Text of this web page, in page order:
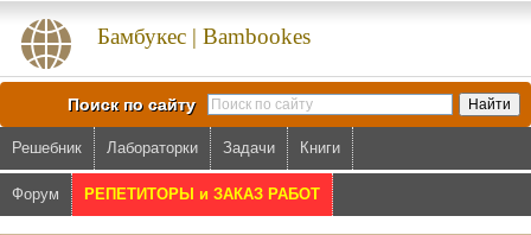
Бамбукес | Bambookes
Поиск по сайту
Решебник Лабораторки Задачи Книги
Форум РЕПЕТИТОРЫ и ЗАКАЗ РАБОТ